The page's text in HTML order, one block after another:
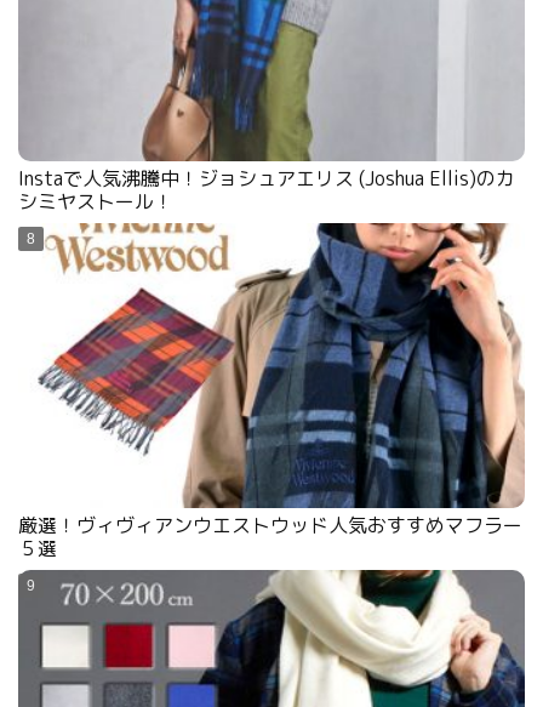
Instaで人気沸騰中！ジョシュアエリス (Joshua Ellis)のカ
シミヤストール！
厳選！ヴィヴィアンウエストウッド人気おすすめマフラー
５選